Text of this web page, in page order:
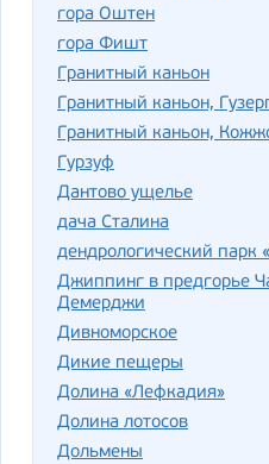
гора Оштен
гора Фишт
Гранитный каньон
Гранитный каньон,
Гранитный каньон,
Гурзуф
Дантово ущелье
дача Сталина
дендрологический парк
Джиппинг в предгорье
Демерджи
Дивноморское
Дикие пещеры
Долина «Лефкадия»
Долина лотосов
Дольмены